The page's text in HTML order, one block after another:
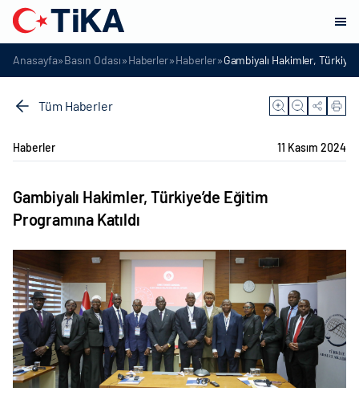
Anasayfa»Basın Odası»Haberler»Haberler»Gambiyalı Hakimler,
Tüm Haberler
Haberler 11 Kasım 2024
Gambiyalı Hakimler, Türkiye’de Eğitim
Programına Katıldı